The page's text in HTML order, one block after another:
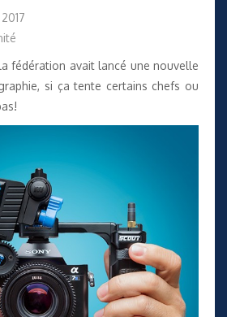
fédération avait lancé une nouvelle
si ça tente certains chefs ou